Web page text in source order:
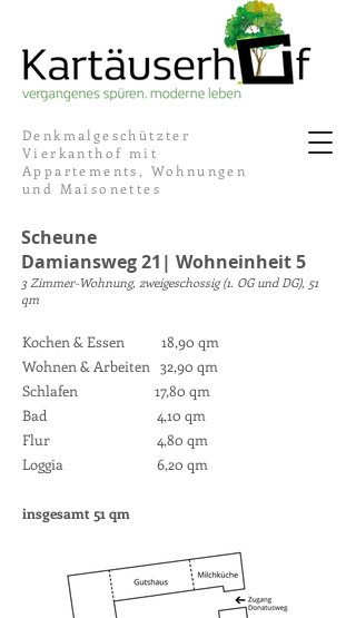
Denkmalgeschützter
Vierkanthof mit
Appartements, Wohnungen
und Maisonettes
Scheune
Damiansweg 21| Wohneinheit 5
3 Zimmer-Wohnung, zweigeschossig (1. OG und DG), 51
qm
Kochen & Essen 18,90 qm
Wohnen & Arbeiten 32,90 qm
Schlafen 17,80 qm
Bad 4,10 qm
Flur 4,80 qm
Loggia 6,20 qm
insgesamt 51 qm